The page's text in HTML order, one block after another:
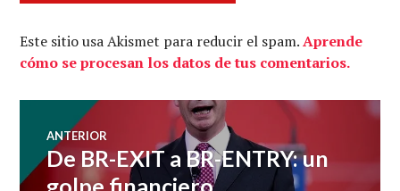
Este sitio usa Akismet para reducir el spam.Aprende
cómo se procesan los datos de tus comentarios.
Navegación
de
ANTERIOR
Entrada
anterior:
De BR-EXIT a BR-ENTRY: un